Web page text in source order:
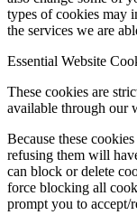
types of cookies may
the services we are
Essential Website
These cookies are
available through our
Because these
refusing them will
can block or delete
force blocking all
prompt you to accept/